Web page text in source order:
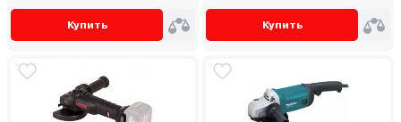
Купить Купить